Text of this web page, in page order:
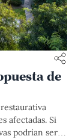
de
afectadas. Si
podrían ser